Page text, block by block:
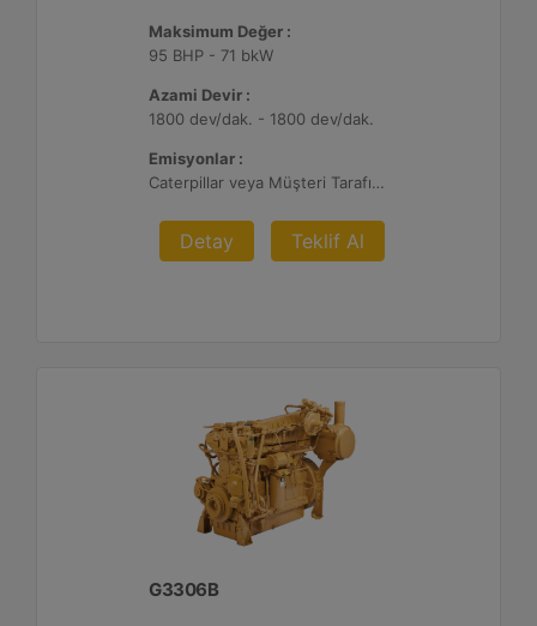
Maksimum Değer :
95 BHP - 71 bkW
Azami Devir :
1800 dev/dak. - 1800 dev/dak.
Emisyonlar :
Caterpillar veya Müşteri Tarafından Sağlanan AFRC ve Müşteri Tarafından Sağlanan Atık Arıtma ile NSPS Saha Uyumluluğuna Sahiptir, 0,5 ve 1,0 g/bhp-sa. NOx
Detay Teklif Al
G3306B